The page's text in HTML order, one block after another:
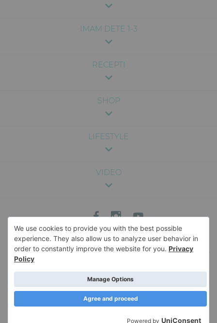
IMAM DETE 1-3
RECEPTI
SHOP
LIFESTYLE
VIDEO
Sadržaj na ovom sajtu je pružen u svrhu zabave i opšte informacije, i nije
namenjen kao medicinski, pravni ili profesionalni savet. Nismo odgovorni za
bilo kakve posledice koje mogu nastati usled korišćenja informacija sa sajta.
stručnjakom. Za više informacija o sadržaju veb-sajta, i pravima i obavezama u
vezi sa istim, pročitajte našeUslove korišćenja. Naš veb-sajt koristi kolačiće
kako bi sačuvao korisne informacije u vašem pretraživaču. Korišćenje ovog
veb-sajta podrazumeva vaš pristanak na upotrebu kolačića. Da saznate više o